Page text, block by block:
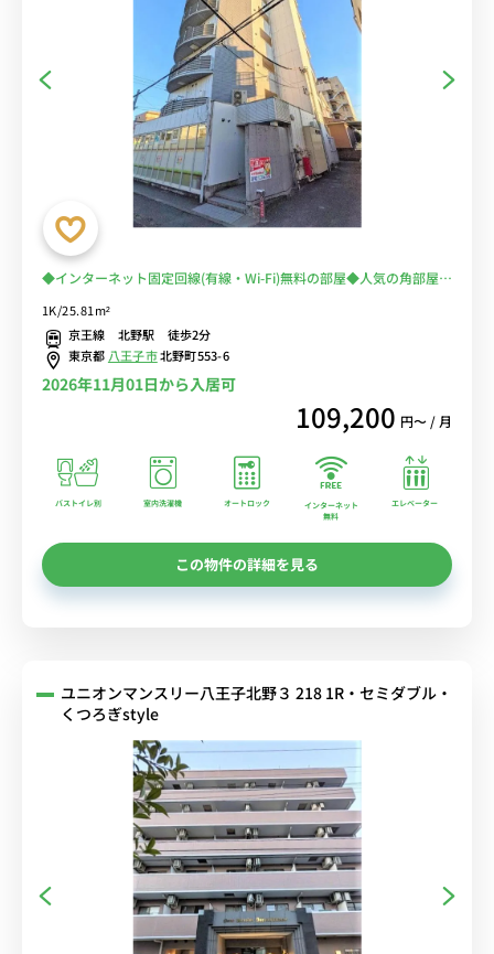
◆インターネット固定回線(有線・Wi-Fi)無料の部屋◆人気の角部屋＆
別・独立洗面所♪ゆったりくつろげるソファ＆ローテーブル付き♪■
京王線「北野駅」徒歩2分/新宿・調布・京王八王子まで乗換なしでア
クセス可能/
1K/25.81m²
京王線 北野駅 徒歩2分
東京都 八王子市北野町553-6
2026年11月01日から入居可
109,200 円〜 / 月
バストイレ別 室内洗濯機 オートロック
インターネット
無料
エレベーター
この物件の詳細を見る
ユニオンマンスリー八王子北野３ 218 1R・セミダブル・
くつろぎstyle